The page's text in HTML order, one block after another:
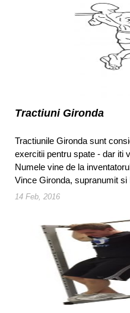
Tractiuni Gironda
Tractiunile Gironda sunt
exercitii pentru spate - dar iti
Numele vine de la
Vince Gironda, supranumit si
14 Feb, 2016